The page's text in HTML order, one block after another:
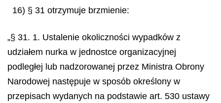
16) § 31 otrzymuje brzmienie:
„§ 31. 1. Ustalenie okoliczności wypadków z
udziałem nurka w jednostce organizacyjnej
podległej lub nadzorowanej przez Ministra Obrony
Narodowej następuje w sposób określony w
przepisach wydanych na podstawie art. 530 ustawy